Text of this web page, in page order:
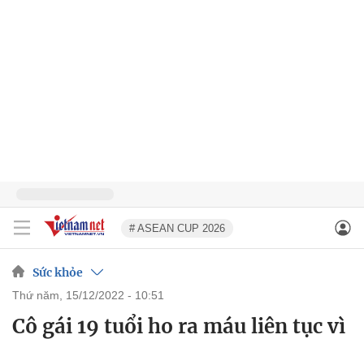
# ASEAN CUP 2026
Sức khỏe
thứ năm, 15/12/2022 - 10:51
Cô gái 19 tuổi ho ra máu liên tục vì